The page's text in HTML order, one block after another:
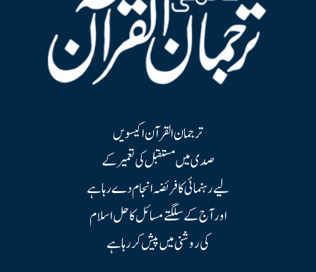
ترجمان القرآن اکیسویں
صدی میں مستقبل کی تعمیر کے
لیے رہنمائی کا فریضہ انجام دے رہا ہے
اور آج کے سلگتے مسائل کا حل اسلام
کی روشنی میں پیش کر رہا ہے